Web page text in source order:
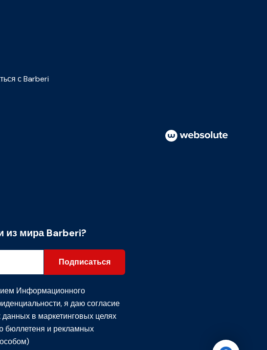
с Barberi
из мира Barberi?
Подписаться
Информационного
, я даю согласие
в маркетинговых целях
бюллетеня и рекламных